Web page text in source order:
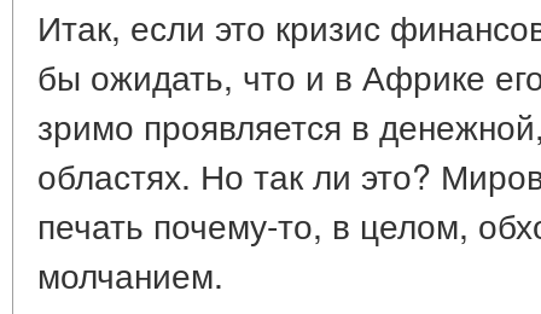
Итак, если это кризис
бы ожидать, что и в Африке
зримо проявляется в
областях. Но так ли это?
печать почему-то, в целом,
молчанием.